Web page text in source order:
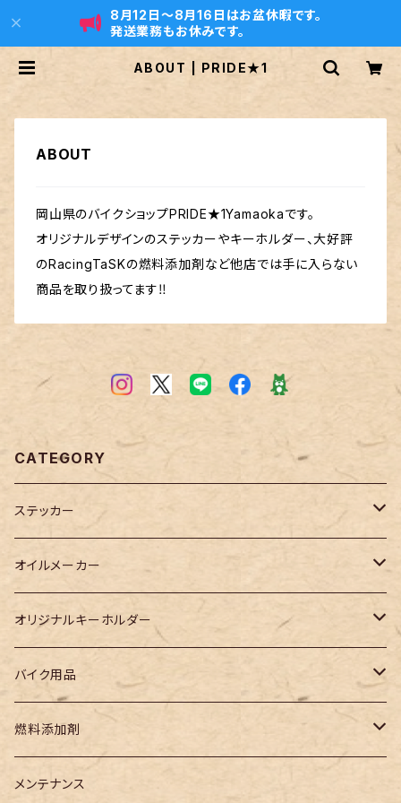
8月12日〜8月16日はお盆休暇です。
発送業務もお休みです。
ABOUT | PRIDE★1
ABOUT
岡山県のバイクショップPRIDE★1Yamaokaです。
オリジナルデザインのステッカーやキーホルダー、大好評
のRacingTaSKの燃料添加剤など他店では手に入らない
商品を取り扱ってます‼️
CATEGORY
ステッカー
カッティングステッカー
プリントステッカー
オイルメーカー
WAKO‘S
Racing TaSK(レーシングタスク)
チェーンルブ
ガソリン燃料添加剤
その他メーカー
オリジナルキーホルダー
児島ジーンズキーホルダー
3Dキーホルダー
バイク用品
電装系
ヘッドライトバルブ
燃料添加剤
レーシングタスク
メンテナンス